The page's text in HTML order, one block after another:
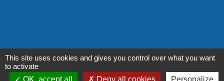
Liens institutionnels
This site uses cookies and gives you control over what you want
to activate
OK, accept all
Deny all cookies Personalize